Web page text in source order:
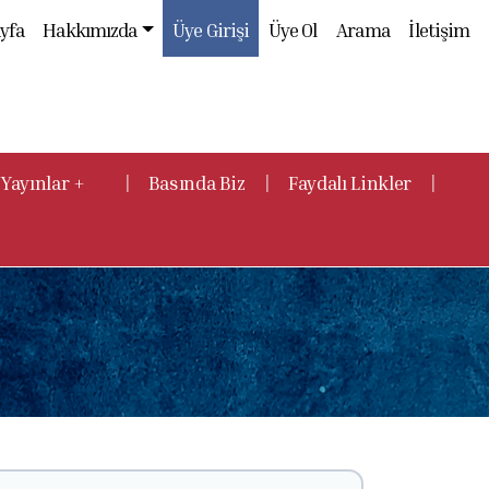
Hakkımızda Üye Girişi Üye Ol Arama İletişim
Yayınlar + | Basında Biz | Faydalı Linkler |